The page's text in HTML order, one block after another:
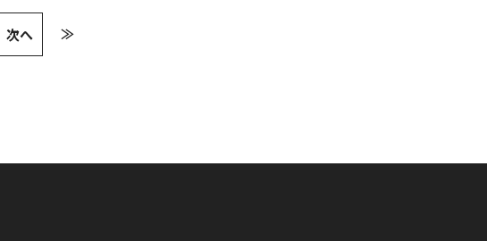
次へ ≫